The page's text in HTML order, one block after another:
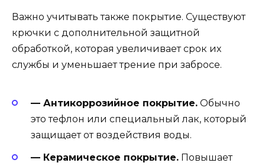
Важно учитывать также покрытие. Существуют
крючки с дополнительной защитной
обработкой, которая увеличивает срок их
службы и уменьшает трение при забросе.
— Антикоррозийное покрытие. Обычно
это тефлон или специальный лак, который
защищает от воздействия воды.
— Керамическое покрытие. Повышает